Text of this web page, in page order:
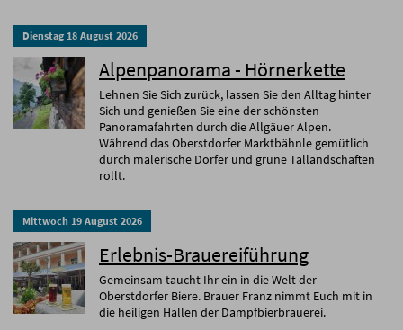
Dienstag 18 August 2026
Alpenpanorama - Hörnerkette
Lehnen Sie Sich zurück, lassen Sie den Alltag hinter
Sich und genießen Sie eine der schönsten
Panoramafahrten durch die Allgäuer Alpen.
Während das Oberstdorfer Marktbähnle gemütlich
durch malerische Dörfer und grüne Tallandschaften
rollt.
Mittwoch 19 August 2026
Erlebnis-Brauereiführung
Gemeinsam taucht Ihr ein in die Welt der
Oberstdorfer Biere. Brauer Franz nimmt Euch mit in
die heiligen Hallen der Dampfbierbrauerei.